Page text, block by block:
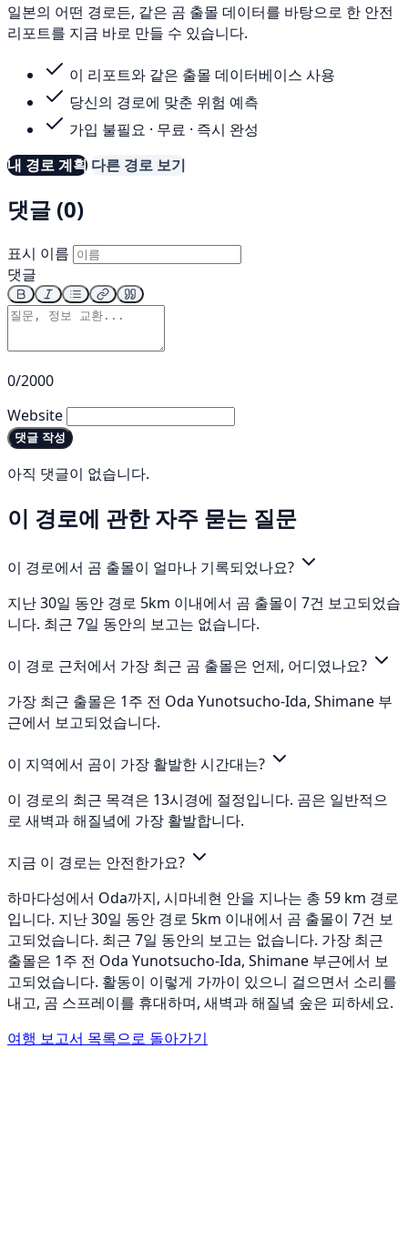
일본의 어떤 경로든, 같은 곰 출몰 데이터를 바탕으로 한 안전
리포트를 지금 바로 만들 수 있습니다.
이 리포트와 같은 출몰 데이터베이스 사용
당신의 경로에 맞춘 위험 예측
가입 불필요 · 무료 · 즉시 완성
내 경로 계획 다른 경로 보기
댓글 (0)
표시 이름
댓글
0/2000
Website
댓글 작성
아직 댓글이 없습니다.
이 경로에 관한 자주 묻는 질문
이 경로에서 곰 출몰이 얼마나 기록되었나요?
지난 30일 동안 경로 5km 이내에서 곰 출몰이 7건 보고되었습
니다. 최근 7일 동안의 보고는 없습니다.
이 경로 근처에서 가장 최근 곰 출몰은 언제, 어디였나요?
가장 최근 출몰은 1주 전 Oda Yunotsucho-Ida, Shimane 부
근에서 보고되었습니다.
이 지역에서 곰이 가장 활발한 시간대는?
이 경로의 최근 목격은 13시경에 절정입니다. 곰은 일반적으
로 새벽과 해질녘에 가장 활발합니다.
지금 이 경로는 안전한가요?
하마다성에서 Oda까지, 시마네현 안을 지나는 총 59 km 경로
입니다. 지난 30일 동안 경로 5km 이내에서 곰 출몰이 7건 보
고되었습니다. 최근 7일 동안의 보고는 없습니다. 가장 최근
출몰은 1주 전 Oda Yunotsucho-Ida, Shimane 부근에서 보
고되었습니다. 활동이 이렇게 가까이 있으니 걸으면서 소리를
내고, 곰 스프레이를 휴대하며, 새벽과 해질녘 숲은 피하세요.
여행 보고서 목록으로 돌아가기